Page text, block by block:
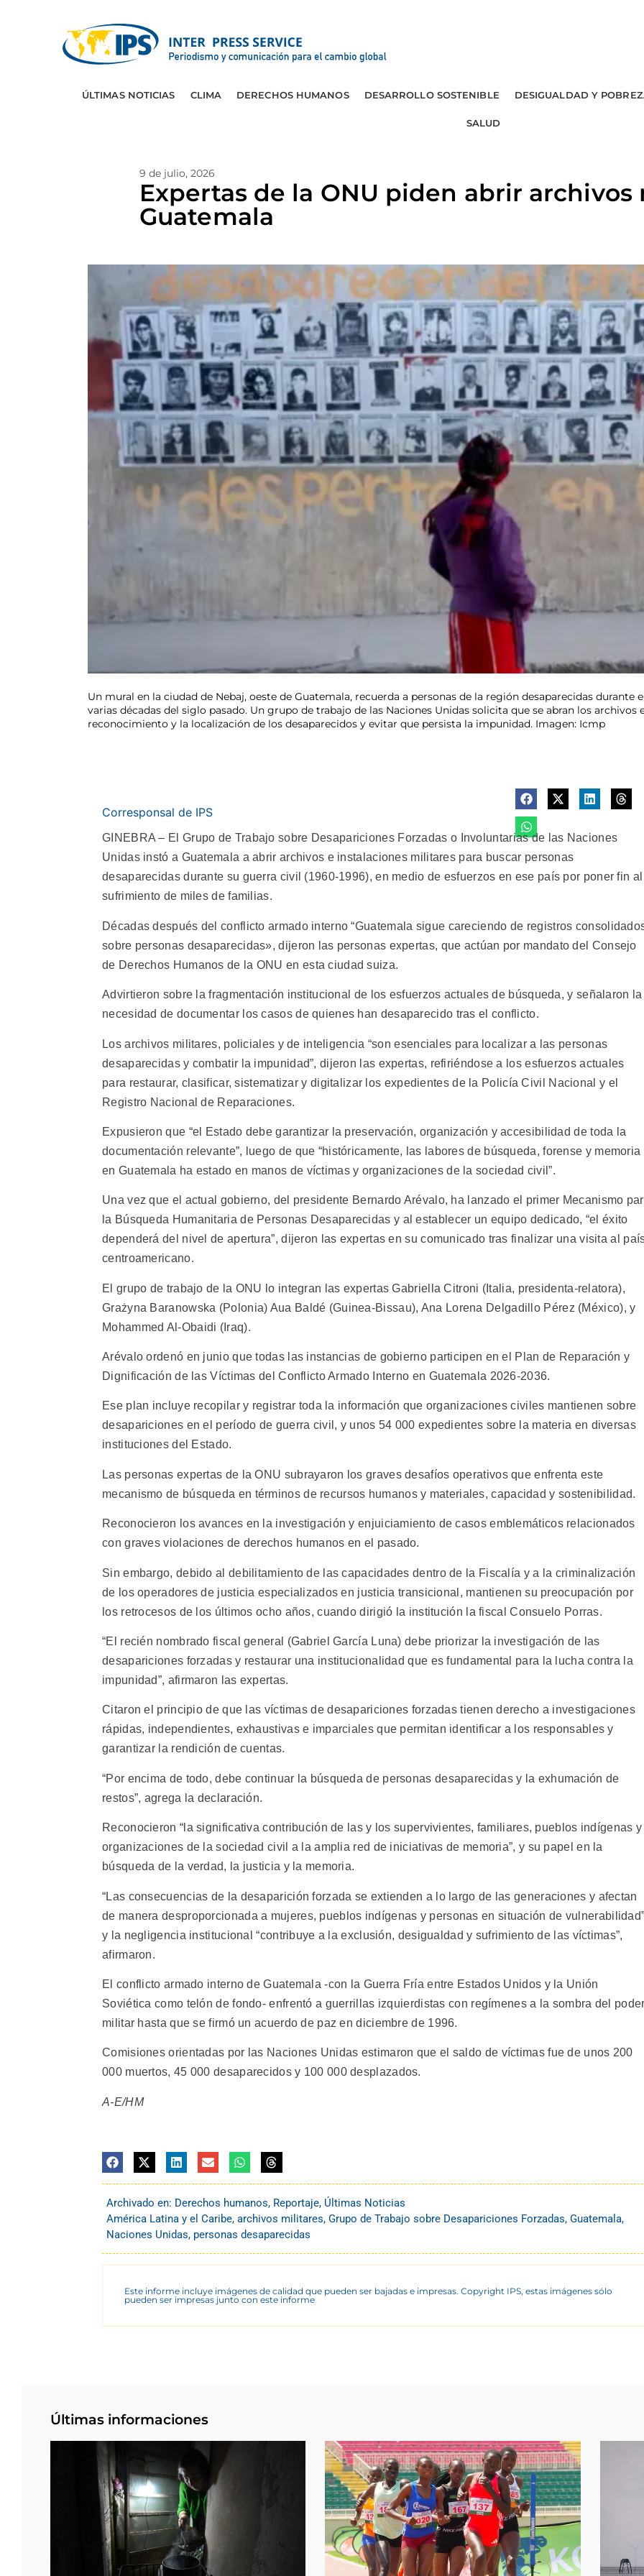
ÚLTIMAS NOTICIAS CLIMA DERECHOS HUMANOS DESARROLLO SOSTENIBLE DESIGUALDAD Y
SALUD
9 de julio, 2026
Expertas de la ONU piden abrir
Guatemala
Un mural en la ciudad de Nebaj, oeste de Guatemala, recuerda a personas de la región desaparecidas
varias décadas del siglo pasado. Un grupo de trabajo de las Naciones Unidas solicita que se abran los
reconocimiento y la localización de los desaparecidos y evitar que persista la impunidad. Imagen: Icmp
Corresponsal de IPS
GINEBRA – El Grupo de Trabajo sobre Desapariciones Forzadas o Involuntarias de las Naciones
Unidas instó a Guatemala a abrir archivos e instalaciones militares para buscar personas
desaparecidas durante su guerra civil (1960-1996), en medio de esfuerzos en ese país por poner fin al
sufrimiento de miles de familias.
Décadas después del conflicto armado interno “Guatemala sigue careciendo de registros
sobre personas desaparecidas», dijeron las personas expertas, que actúan por mandato del Consejo
de Derechos Humanos de la ONU en esta ciudad suiza.
Advirtieron sobre la fragmentación institucional de los esfuerzos actuales de búsqueda, y señalaron la
necesidad de documentar los casos de quienes han desaparecido tras el conflicto.
Los archivos militares, policiales y de inteligencia “son esenciales para localizar a las personas
desaparecidas y combatir la impunidad”, dijeron las expertas, refiriéndose a los esfuerzos actuales
para restaurar, clasificar, sistematizar y digitalizar los expedientes de la Policía Civil Nacional y el
Registro Nacional de Reparaciones.
Expusieron que “el Estado debe garantizar la preservación, organización y accesibilidad de toda la
documentación relevante”, luego de que “históricamente, las labores de búsqueda, forense y memoria
en Guatemala ha estado en manos de víctimas y organizaciones de la sociedad civil”.
Una vez que el actual gobierno, del presidente Bernardo Arévalo, ha lanzado el primer Mecanismo
la Búsqueda Humanitaria de Personas Desaparecidas y al establecer un equipo dedicado, “el éxito
dependerá del nivel de apertura”, dijeron las expertas en su comunicado tras finalizar una visita al
centroamericano.
El grupo de trabajo de la ONU lo integran las expertas Gabriella Citroni (Italia, presidenta-relatora),
Grażyna Baranowska (Polonia) Aua Baldé (Guinea-Bissau), Ana Lorena Delgadillo Pérez (México), y
Mohammed Al-Obaidi (Iraq).
Arévalo ordenó en junio que todas las instancias de gobierno participen en el Plan de Reparación y
Dignificación de las Víctimas del Conflicto Armado Interno en Guatemala 2026-2036.
Ese plan incluye recopilar y registrar toda la información que organizaciones civiles mantienen sobre
desapariciones en el período de guerra civil, y unos 54 000 expedientes sobre la materia en diversas
instituciones del Estado.
Las personas expertas de la ONU subrayaron los graves desafíos operativos que enfrenta este
mecanismo de búsqueda en términos de recursos humanos y materiales, capacidad y sostenibilidad.
Reconocieron los avances en la investigación y enjuiciamiento de casos emblemáticos relacionados
con graves violaciones de derechos humanos en el pasado.
Sin embargo, debido al debilitamiento de las capacidades dentro de la Fiscalía y a la criminalización
de los operadores de justicia especializados en justicia transicional, mantienen su preocupación por
los retrocesos de los últimos ocho años, cuando dirigió la institución la fiscal Consuelo Porras.
“El recién nombrado fiscal general (Gabriel García Luna) debe priorizar la investigación de las
desapariciones forzadas y restaurar una institucionalidad que es fundamental para la lucha contra la
impunidad”, afirmaron las expertas.
Citaron el principio de que las víctimas de desapariciones forzadas tienen derecho a investigaciones
rápidas, independientes, exhaustivas e imparciales que permitan identificar a los responsables y
garantizar la rendición de cuentas.
“Por encima de todo, debe continuar la búsqueda de personas desaparecidas y la exhumación de
restos”, agrega la declaración.
Reconocieron “la significativa contribución de las y los supervivientes, familiares, pueblos indígenas y
organizaciones de la sociedad civil a la amplia red de iniciativas de memoria”, y su papel en la
búsqueda de la verdad, la justicia y la memoria.
“Las consecuencias de la desaparición forzada se extienden a lo largo de las generaciones y afectan
de manera desproporcionada a mujeres, pueblos indígenas y personas en situación de
y la negligencia institucional “contribuye a la exclusión, desigualdad y sufrimiento de las víctimas”,
afirmaron.
El conflicto armado interno de Guatemala -con la Guerra Fría entre Estados Unidos y la Unión
Soviética como telón de fondo- enfrentó a guerrillas izquierdistas con regímenes a la sombra del
militar hasta que se firmó un acuerdo de paz en diciembre de 1996.
Comisiones orientadas por las Naciones Unidas estimaron que el saldo de víctimas fue de unos 200
000 muertos, 45 000 desaparecidos y 100 000 desplazados.
A-E/HM
Archivado en: Derechos humanos, Reportaje, Últimas Noticias
América Latina y el Caribe, archivos militares, Grupo de Trabajo sobre Desapariciones Forzadas, Guatemala,
Naciones Unidas, personas desaparecidas
Este informe incluye imágenes de calidad que pueden ser bajadas e impresas. Copyright IPS, estas imágenes sólo
pueden ser impresas junto con este informe
Últimas informaciones